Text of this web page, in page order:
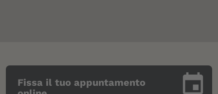
insert_invitation
Fissa il tuo appuntamento